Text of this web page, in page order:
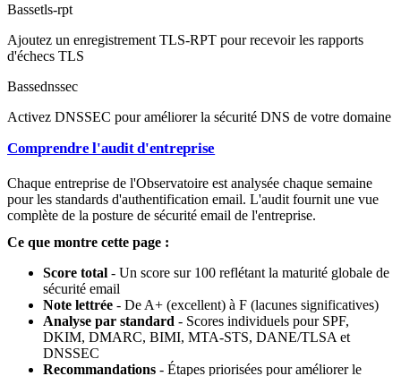
Bassetls-rpt
Ajoutez un enregistrement TLS-RPT pour recevoir les rapports
d'échecs TLS
Bassednssec
Activez DNSSEC pour améliorer la sécurité DNS de votre domaine
Comprendre l'audit d'entreprise
Chaque entreprise de l'Observatoire est analysée chaque semaine
pour les standards d'authentification email. L'audit fournit une vue
complète de la posture de sécurité email de l'entreprise.
Ce que montre cette page :
Score total - Un score sur 100 reflétant la maturité globale de
sécurité email
Note lettrée - De A+ (excellent) à F (lacunes significatives)
Analyse par standard - Scores individuels pour SPF,
DKIM, DMARC, BIMI, MTA-STS, DANE/TLSA et
DNSSEC
Recommandations - Étapes priorisées pour améliorer le